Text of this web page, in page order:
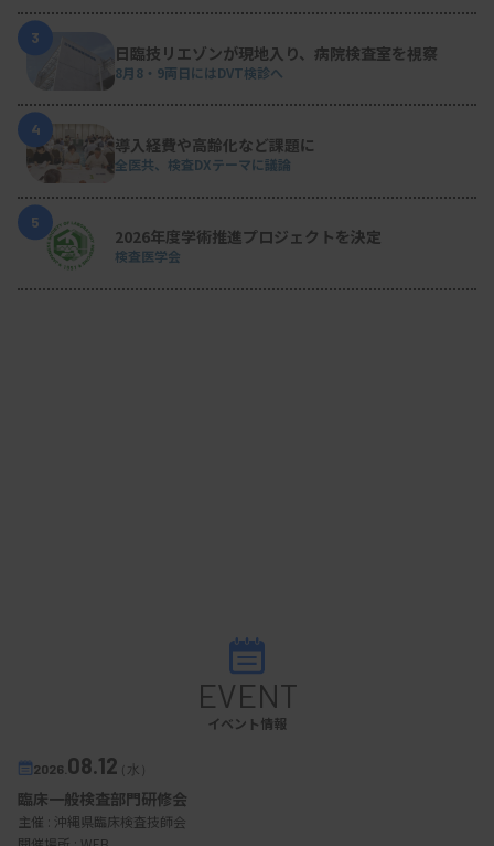
3
日臨技リエゾンが現地入り、病院検査室を視察
8月8・9両日にはDVT検診へ
4
導入経費や高齢化など課題に
全医共、検査DXテーマに議論
5
2026年度学術推進プロジェクトを決定
検査医学会
EVENT
イベント情報
2026. 08.12（水）
臨床一般検査部門研修会
主催 : 沖縄県臨床検査技師会